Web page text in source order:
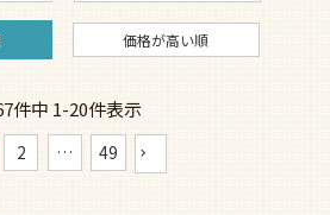
価格が高い順
件中 1-20件表示
2 … 49